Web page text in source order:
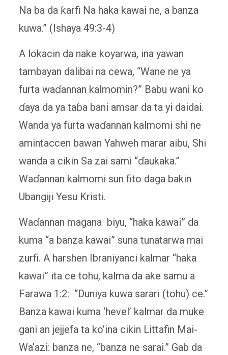
Na ba da ƙarfi Na haka kawai ne, a banza
kuwa.” (Ishaya 49:3-4)
A lokacin da nake koyarwa, ina yawan
tambayan dalibai na cewa, “Wane ne ya
furta waɗannan kalmomin?” Babu wani ko
ɗaya da ya taɓa bani amsar da ta yi daidai.
Wanda ya furta waɗannan kalmomi shi ne
amintaccen bawan Yahweh marar aibu, Shi
wanda a cikin Sa zai sami “ɗaukaka.”
Waɗannan kalmomi sun fito daga bakin
Ubangiji Yesu Kristi.
Waɗannan magana biyu, “haka kawai” da
kuma “a banza kawai” suna tunatarwa mai
zurfi. A harshen Ibraniyanci kalmar “haka
kawai” ita ce tohu, kalma da ake samu a
Farawa 1:2: “Duniya kuwa sarari (tohu) ce.”
Banza kawai kuma ‘hevel’ kalmar da muke
gani an jejjefa ta ko’ina cikin Littafin Mai-
Wa’azi: banza ne, “banza ne sarai.” Gab da